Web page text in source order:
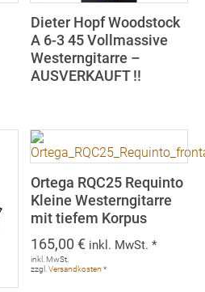
Dieter Hopf Woodstock
A 6-3 45 Vollmassive
Westerngitarre –
AUSVERKAUFT !!
Ortega RQC25 Requinto
Kleine Westerngitarre
mit tiefem Korpus
165,00€ inkl. MwSt. *
inkl. MwSt.
zzgl.Versandkosten *